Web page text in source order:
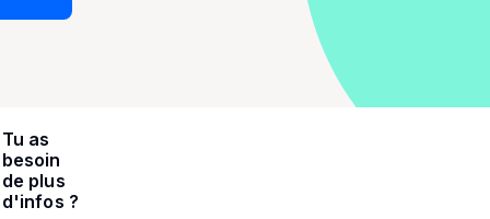
Tu as
besoin
de plus
d'infos ?